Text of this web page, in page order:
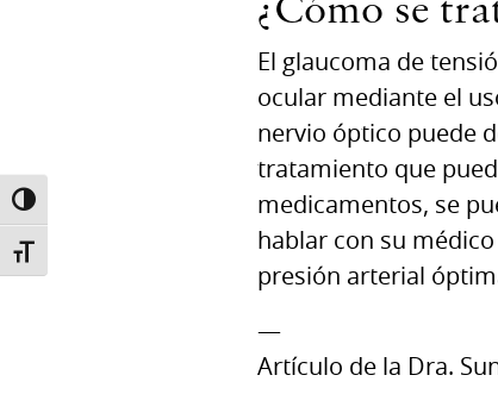
TOGGLE HIGH CONTRAST
TOGGLE FONT SIZE
¿Cómo se
El glaucoma de
ocular mediante el
nervio óptico puede
tratamiento que
medicamentos, se
hablar con su
presión arterial
—
Artículo de la Dra.